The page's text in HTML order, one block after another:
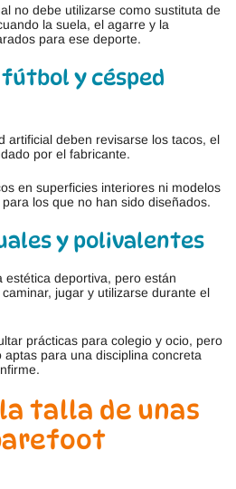
no debe utilizarse como sustituta de
la suela, el agarre y la
para ese deporte.
y césped
artificial deben revisarse los tacos, el
por el fabricante.
en superficies interiores ni modelos
los que no han sido diseñados.
y polivalentes
estética deportiva, pero están
jugar y utilizarse durante el
prácticas para colegio y ocio, pero
para una disciplina concreta
talla de unas